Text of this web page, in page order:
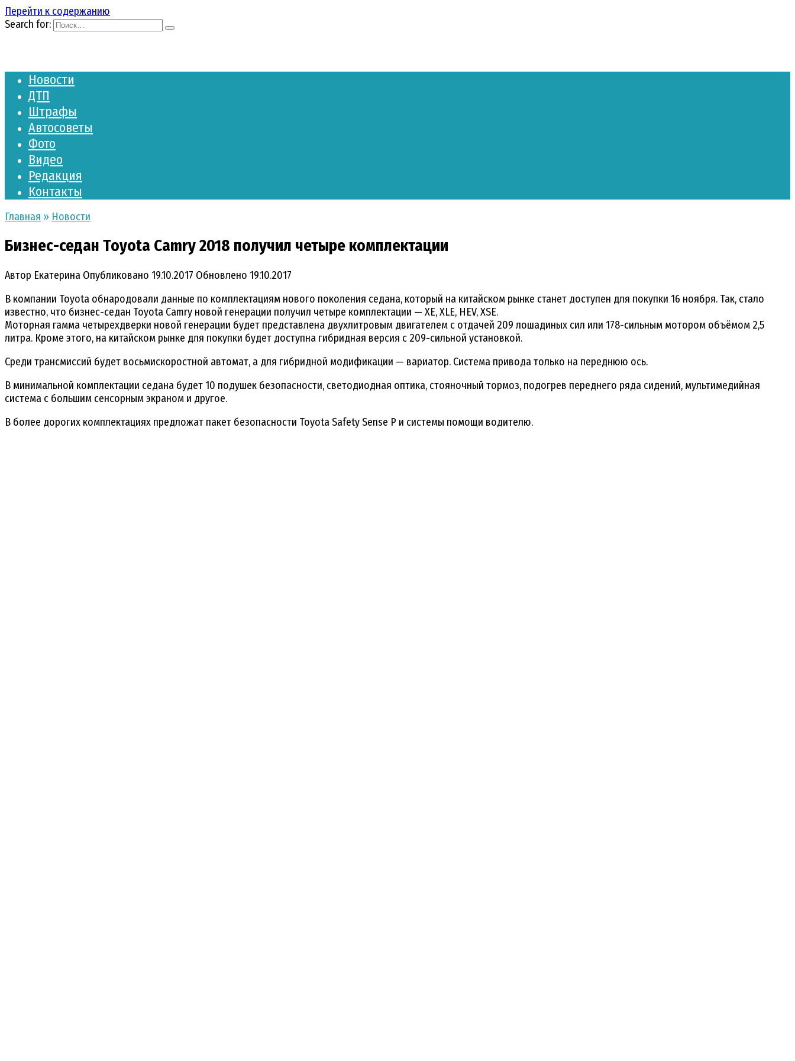
Перейти к содержанию
Search for:
Новости
ДТП
Штрафы
Автосоветы
Фото
Видео
Редакция
Контакты
Главная » Новости
Бизнес-седан Toyota Camry 2018 получил четыре комплектации
Автор Екатерина Опубликовано 19.10.2017 Обновлено 19.10.2017
В компании Toyota обнародовали данные по комплектациям нового поколения седана, который на китайском рынке станет доступен для покупки 16 ноября. Так, стало
известно, что бизнес-седан Toyota Camry новой генерации получил четыре комплектации — XE, XLE, HEV, XSE.
Моторная гамма четырехдверки новой генерации будет представлена двухлитровым двигателем с отдачей 209 лошадиных сил или 178-сильным мотором объёмом 2,5
литра. Кроме этого, на китайском рынке для покупки будет доступна гибридная версия с 209-сильной установкой.
Среди трансмиссий будет восьмискоростной автомат, а для гибридной модификации — вариатор. Система привода только на переднюю ось.
В минимальной комплектации седана будет 10 подушек безопасности, светодиодная оптика, стояночный тормоз, подогрев переднего ряда сидений, мультимедийная
система с большим сенсорным экраном и другое.
В более дорогих комплектациях предложат пакет безопасности Toyota Safety Sense P и системы помощи водителю.